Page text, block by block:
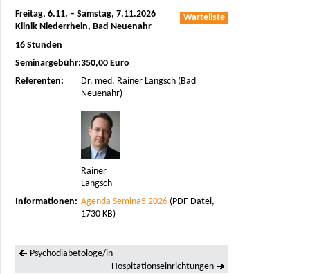
Freitag, 6.11. – Samstag, 7.11.2026
Klinik Niederrhein, Bad Neuenahr
Warteliste
16 Stunden
Seminargebühr:350,00 Euro
Referenten:
Dr. med. Rainer Langsch (Bad
Neuenahr)
Rainer
Langsch
Informationen: Agenda Semina5 2026 (PDF-Datei,
1730 KB)
Psychodiabetologe/in
Hospitationseinrichtungen